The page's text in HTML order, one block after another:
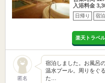
入浴料金
日帰り 宿泊
楽天トラベ
匿名
宿泊しました。お風呂
温水プール。周りをぐ
た…